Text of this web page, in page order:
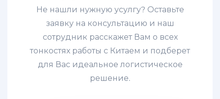
Не нашли нужную усулгу? Оставьте
заявку на консультацию и наш
сотрудник расскажет Вам о всех
тонкостях работы с Китаем и подберет
для Вас идеальное логистическое
решение.